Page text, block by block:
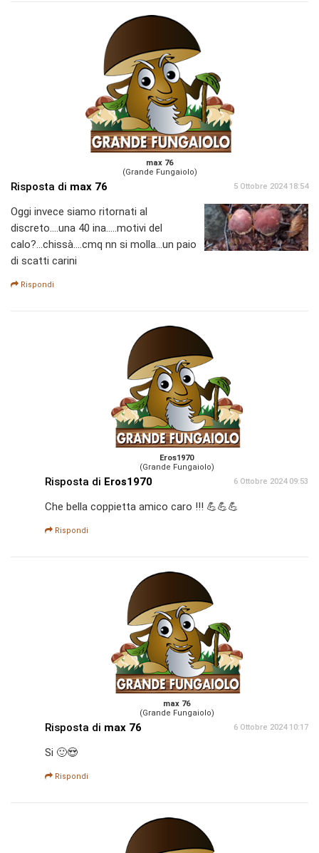
max 76
(Grande Fungaiolo)
Risposta di max 76 5 Ottobre 2024 18:54
Oggi invece siamo ritornati al
discreto....una 40 ina.....motivi del
calo?...chissà....cmq nn si molla...un paio
di scatti carini
Rispondi
Eros1970
(Grande Fungaiolo)
Risposta di Eros1970 6 Ottobre 2024 09:53
Che bella coppietta amico caro !!! 💪💪💪
Rispondi
max 76
(Grande Fungaiolo)
Risposta di max 76 6 Ottobre 2024 10:17
Si 🙂😍
Rispondi